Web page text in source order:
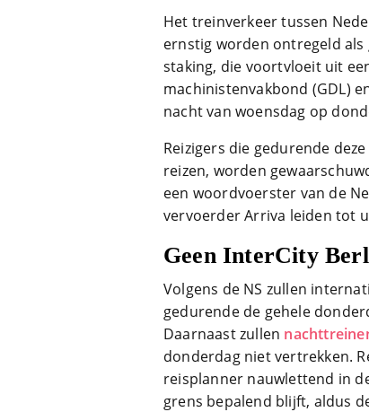
Het treinverkeer tussen
ernstig worden ontregeld als
staking, die voortvloeit uit
machinistenvakbond (GDL)
nacht van woensdag op
Reizigers die gedurende
reizen, worden
een woordvoerster van de
vervoerder Arriva leiden tot
Geen InterCity
Volgens de NS zullen
gedurende de gehele
Daarnaast zullen
donderdag niet vertrekken.
reisplanner nauwlettend in
grens bepalend blijft, aldus